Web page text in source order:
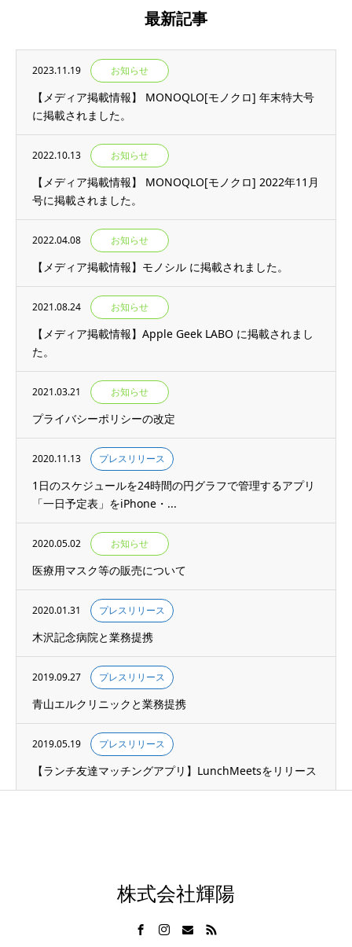
最新記事
2023.11.19 お知らせ
【メディア掲載情報】 MONOQLO[モノクロ] 年末特大号
に掲載されました。
2022.10.13 お知らせ
【メディア掲載情報】 MONOQLO[モノクロ] 2022年11月
号に掲載されました。
2022.04.08 お知らせ
【メディア掲載情報】モノシル に掲載されました。
2021.08.24 お知らせ
【メディア掲載情報】Apple Geek LABO に掲載されまし
た。
2021.03.21 お知らせ
プライバシーポリシーの改定
2020.11.13 プレスリリース
1日のスケジュールを24時間の円グラフで管理するアプリ
「一日予定表」をiPhone・...
2020.05.02 お知らせ
医療用マスク等の販売について
2020.01.31 プレスリリース
木沢記念病院と業務提携
2019.09.27 プレスリリース
青山エルクリニックと業務提携
2019.05.19 プレスリリース
【ランチ友達マッチングアプリ】LunchMeetsをリリース
株式会社輝陽